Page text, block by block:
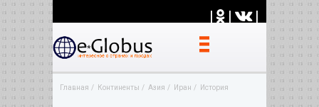
| | |
Главная Континенты Азия Иран История